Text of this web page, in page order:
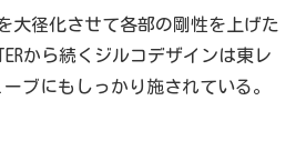
大径化させて各部の剛性を上げた
から続くジルコデザインは東レ
ブにもしっかり施されている。